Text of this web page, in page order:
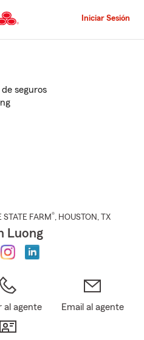
al
principal
Iniciar Sesión
STATE FARM®, HOUSTON , TX
Luong
al agente Email al agente